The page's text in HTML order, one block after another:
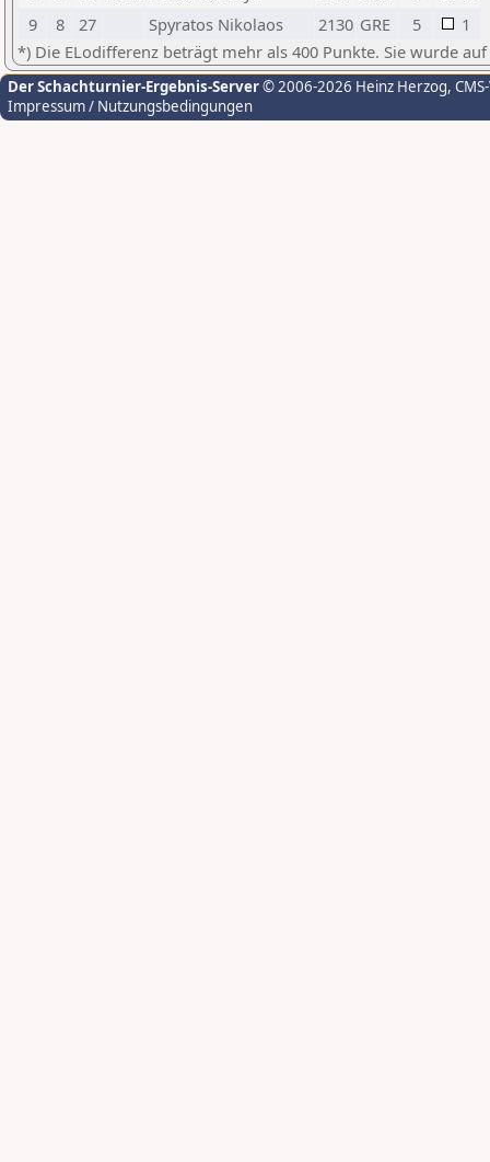
9
8 27 Spyratos Nikolaos 2130 GRE 5
1
*) Die ELodifferenz beträgt mehr als 400 Punkte. Sie wurde
Der Schachturnier-Ergebnis-Server© 2006-2026 Heinz Herzog,
Impressum / Nutzungsbedingungen